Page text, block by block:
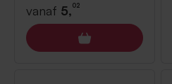
vanaf 5,02